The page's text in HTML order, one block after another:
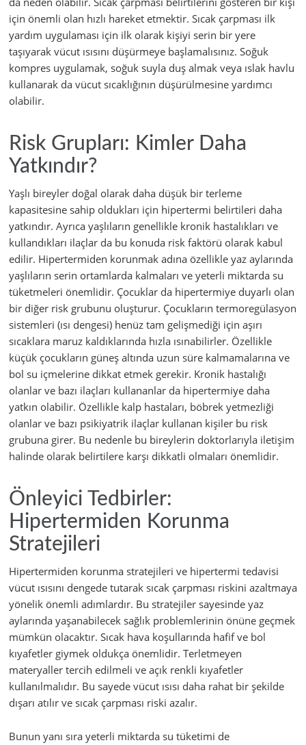
için önemli olan hızlı hareket etmektir. Sıcak çarpması ilk
yardım uygulaması için ilk olarak kişiyi serin bir yere
taşıyarak vücut ısısını düşürmeye başlamalısınız. Soğuk
kompres uygulamak, soğuk suyla duş almak veya ıslak havlu
kullanarak da vücut sıcaklığının düşürülmesine yardımcı
olabilir.
Risk Grupları: Kimler Daha
Yatkındır?
Yaşlı bireyler doğal olarak daha düşük bir terleme
kapasitesine sahip oldukları için hipertermi belirtileri daha
yatkındır. Ayrıca yaşlıların genellikle kronik hastalıkları ve
kullandıkları ilaçlar da bu konuda risk faktörü olarak kabul
edilir. Hipertermiden korunmak adına özellikle yaz aylarında
yaşlıların serin ortamlarda kalmaları ve yeterli miktarda su
tüketmeleri önemlidir. Çocuklar da hipertermiye duyarlı olan
bir diğer risk grubunu oluşturur. Çocukların termoregülasyon
sistemleri (ısı dengesi) henüz tam gelişmediği için aşırı
sıcaklara maruz kaldıklarında hızla ısınabilirler. Özellikle
küçük çocukların güneş altında uzun süre kalmamalarına ve
bol su içmelerine dikkat etmek gerekir. Kronik hastalığı
olanlar ve bazı ilaçları kullananlar da hipertermiye daha
yatkın olabilir. Özellikle kalp hastaları, böbrek yetmezliği
olanlar ve bazı psikiyatrik ilaçlar kullanan kişiler bu risk
grubuna girer. Bu nedenle bu bireylerin doktorlarıyla iletişim
halinde olarak belirtilere karşı dikkatli olmaları önemlidir.
Önleyici Tedbirler:
Hipertermiden Korunma
Stratejileri
Hipertermiden korunma stratejileri ve hipertermi tedavisi
vücut ısısını dengede tutarak sıcak çarpması riskini azaltmaya
yönelik önemli adımlardır. Bu stratejiler sayesinde yaz
aylarında yaşanabilecek sağlık problemlerinin önüne geçmek
mümkün olacaktır. Sıcak hava koşullarında hafif ve bol
kıyafetler giymek oldukça önemlidir. Terletmeyen
materyaller tercih edilmeli ve açık renkli kıyafetler
kullanılmalıdır. Bu sayede vücut ısısı daha rahat bir şekilde
dışarı atılır ve sıcak çarpması riski azalır.
Bunun yanı sıra yeterli miktarda su tüketimi de